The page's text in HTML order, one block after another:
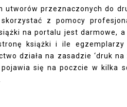
utworów przeznaczonych do
z pomocy
na portalu jest darmowe,
książki i ile egzemplarzy
działa na zasadzie ‘druk
pojawia się na poczcie w kilka